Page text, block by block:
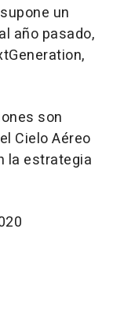
un
año pasado,
son
Cielo Aéreo
la estrategia